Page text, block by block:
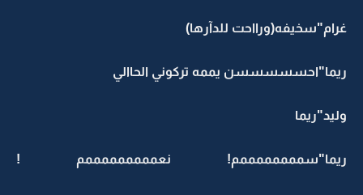
غرام"سخيفه(ورااحت للدآرها)
ريما"احسسسسسن يممه تركوني الحاالي
وليد"ريما
ريما"سممممممممم! نعمممممممممم !